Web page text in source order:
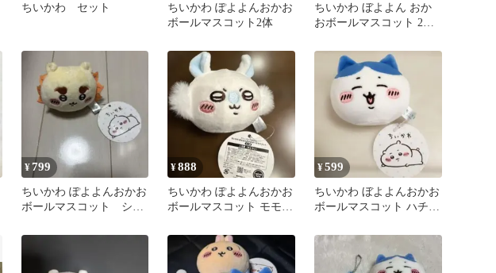
ちいかわ セット
ちいかわ ぽよよんおかお
ボールマスコット2体
ちいかわ ぼよよん おか
おボールマスコット 2種
¥799
ちいかわ ぽよよんおかお
ボールマスコット シー
¥888
ちいかわ ぽよよんおかお
ボールマスコット モモン
¥599
ちいかわ ぼよよんおかお
ボールマスコット ハチワ